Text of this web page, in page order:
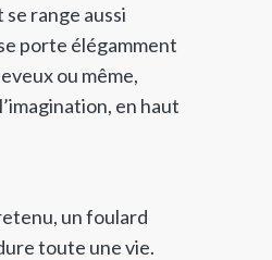
se range aussi
porte élégamment
ou même,
en haut
un foulard
toute une vie.